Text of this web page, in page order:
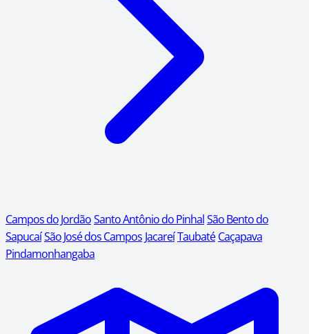
Campos do JordãoSanto Antônio do PinhalSão Bento do
SapucaíSão José dos Campos JacareíTaubaté Caçapava
Pindamonhangaba